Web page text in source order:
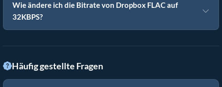
Wie ändere ich die Bitrate von Dropbox FLAC auf
32KBPS?
Häufig gestellte Fragen